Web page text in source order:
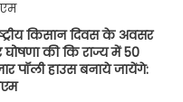
किसान दिवस के अवसर
घोषणा की कि राज्य में 50
पॉली हाउस बनाये जायेंगे: